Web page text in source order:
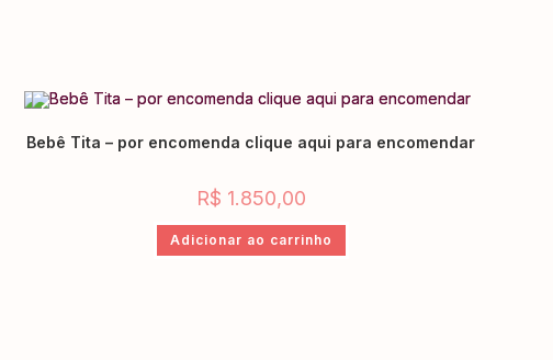
Bebê Tita – por encomenda clique aqui para encomendar
R$ 1.850,00
Adicionar ao carrinho